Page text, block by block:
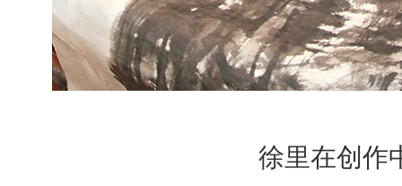
徐里在创作